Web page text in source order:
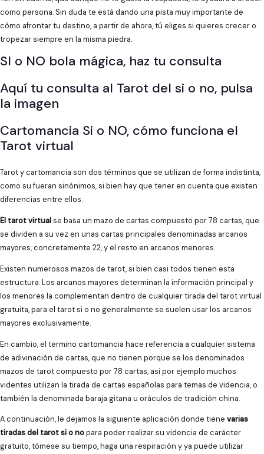
como persona. Sin duda te está dando una pista muy importante de
cómo afrontar tu destino, a partir de ahora, tú eliges si quieres crecer o
tropezar siempre en la misma piedra.
SI o NO bola mágica, haz tu consulta
Aquí tu consulta al Tarot del si o no, pulsa
la imagen
Cartomancia Si o NO, cómo funciona el
Tarot virtual
Tarot y cartomancia son dos términos que se utilizan de forma indistinta,
como su fueran sinónimos, si bien hay que tener en cuenta que existen
diferencias entre ellos.
El tarot virtualse basa un mazo de cartas compuesto por 78 cartas, que
se dividen a su vez en unas cartas principales denominadas arcanos
mayores, concretamente 22, y el resto en arcanos menores.
Existen numerosos mazos de tarot, si bien casi todos tienen esta
estructura. Los arcanos mayores determinan la información principal y
los menores la complementan dentro de cualquier tirada del tarot virtual
gratuita, para el tarot si o no generalmente se suelen usar los arcanos
mayores exclusivamente.
En cambio, el termino cartomancia hace referencia a cualquier sistema
de adivinación de cartas, que no tienen porque se los denominados
mazos de tarot compuesto por 78 cartas, así por ejemplo muchos
videntes utilizan la tirada de cartas españolas para temas de videncia, o
también la denominada baraja gitana u oráculos de tradición china.
A continuación, le dejamos la siguiente aplicación donde tiene varias
tiradas del tarot si o nopara poder realizar su videncia de carácter
gratuito, tómese su tiempo, haga una respiración y ya puede utilizar